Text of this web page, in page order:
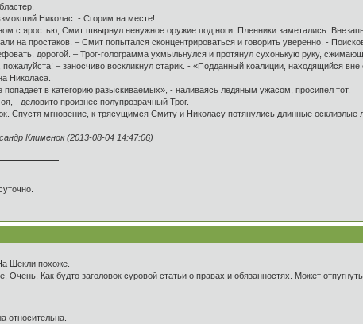
Николас. - Сгорим на месте!
с яростью, Смит швырнул ненужное оружие под ноги. Пленники заметались.
на простаков. – Смит попытался сконцентрироваться и говорить уверенно. -
дорогой. – Трог-голограмма ухмыльнулся и протянул сухонькую руку,
пожалуйста! – заносчиво воскликнул старик. - «Подданный коалиции, находящийся
Николаса.
в категорию разыскиваемых», - наливаясь ледяным ужасом, просипел тот.
- деловито произнес полупрозрачный Трог.
Спустя мгновение, к трясущимся Смиту и Николасу потянулись длинные осклизлые
Клименок (2013-08-04 14:47:06)
Шекли похоже.
Очень. Как будто заголовок суровой статьи о правах и обязанностях. Может отпугнуть.
относительна.